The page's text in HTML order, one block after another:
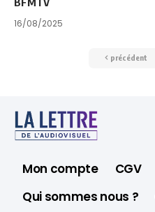
16/08/2025
précédent
Mon compte CGV
Qui sommes nous ?